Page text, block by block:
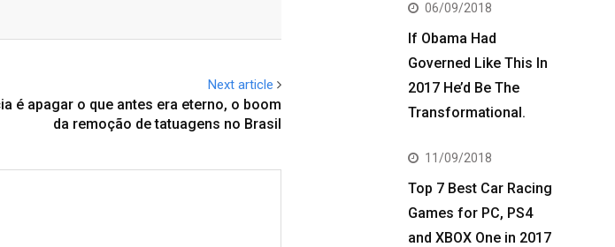
Next article
é apagar o que antes era eterno, o boom
da remoção de tatuagens no Brasil
06/09/2018
If Obama Had
Governed Like This In
2017 He’d Be The
Transformational.
11/09/2018
Top 7 Best Car Racing
Games for PC, PS4
and XBOX One in 2017